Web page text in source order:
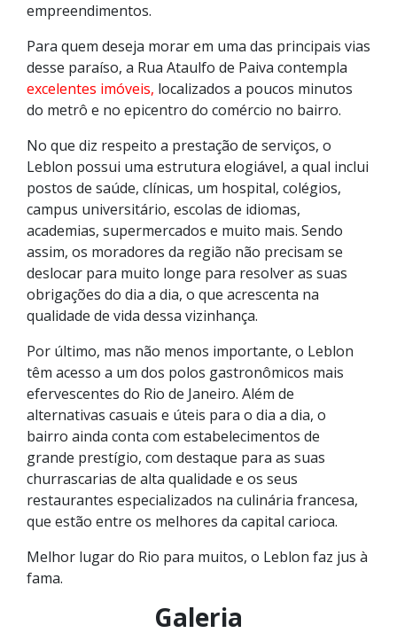
empreendimentos.
Para quem deseja morar em uma das principais vias
desse paraíso, a Rua Ataulfo de Paiva contempla
excelentes imóveis, localizados a poucos minutos
do metrô e no epicentro do comércio no bairro.
No que diz respeito a prestação de serviços, o
Leblon possui uma estrutura elogiável, a qual inclui
postos de saúde, clínicas, um hospital, colégios,
campus universitário, escolas de idiomas,
academias, supermercados e muito mais. Sendo
assim, os moradores da região não precisam se
deslocar para muito longe para resolver as suas
obrigações do dia a dia, o que acrescenta na
qualidade de vida dessa vizinhança.
Por último, mas não menos importante, o Leblon
têm acesso a um dos polos gastronômicos mais
efervescentes do Rio de Janeiro. Além de
alternativas casuais e úteis para o dia a dia, o
bairro ainda conta com estabelecimentos de
grande prestígio, com destaque para as suas
churrascarias de alta qualidade e os seus
restaurantes especializados na culinária francesa,
que estão entre os melhores da capital carioca.
Melhor lugar do Rio para muitos, o Leblon faz jus à
fama.
Galeria